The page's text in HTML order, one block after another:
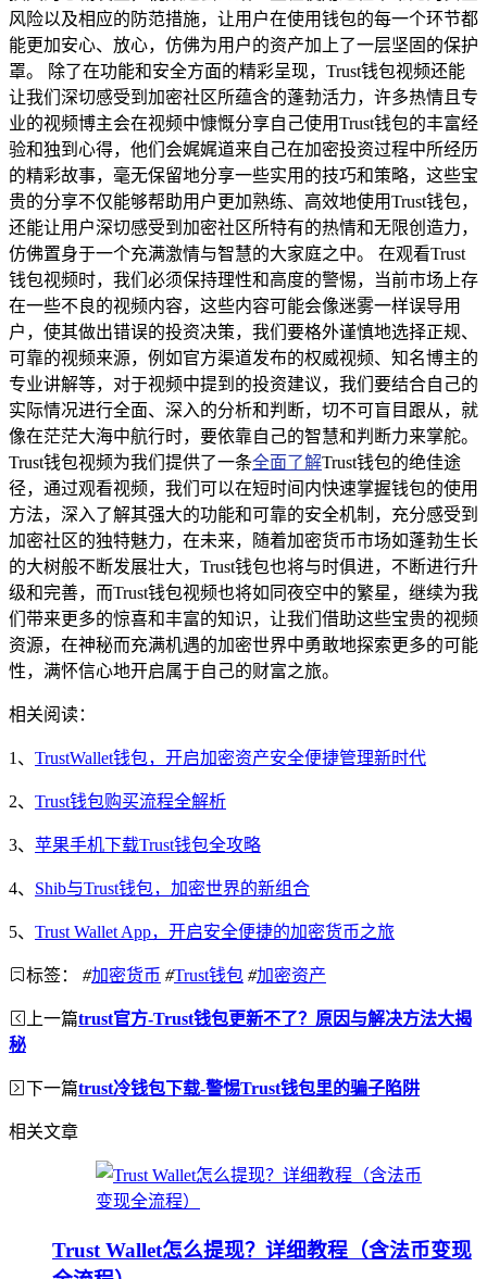
风险以及相应的防范措施，让用户在使用钱包的每一个环节都
能更加安心、放心，仿佛为用户的资产加上了一层坚固的保护
罩。 除了在功能和安全方面的精彩呈现，Trust钱包视频还能
让我们深切感受到加密社区所蕴含的蓬勃活力，许多热情且专
业的视频博主会在视频中慷慨分享自己使用Trust钱包的丰富经
验和独到心得，他们会娓娓道来自己在加密投资过程中所经历
的精彩故事，毫无保留地分享一些实用的技巧和策略，这些宝
贵的分享不仅能够帮助用户更加熟练、高效地使用Trust钱包，
还能让用户深切感受到加密社区所特有的热情和无限创造力，
仿佛置身于一个充满激情与智慧的大家庭之中。 在观看Trust
钱包视频时，我们必须保持理性和高度的警惕，当前市场上存
在一些不良的视频内容，这些内容可能会像迷雾一样误导用
户，使其做出错误的投资决策，我们要格外谨慎地选择正规、
可靠的视频来源，例如官方渠道发布的权威视频、知名博主的
专业讲解等，对于视频中提到的投资建议，我们要结合自己的
实际情况进行全面、深入的分析和判断，切不可盲目跟从，就
像在茫茫大海中航行时，要依靠自己的智慧和判断力来掌舵。
Trust钱包视频为我们提供了一条全面了解Trust钱包的绝佳途
径，通过观看视频，我们可以在短时间内快速掌握钱包的使用
方法，深入了解其强大的功能和可靠的安全机制，充分感受到
加密社区的独特魅力，在未来，随着加密货币市场如蓬勃生长
的大树般不断发展壮大，Trust钱包也将与时俱进，不断进行升
级和完善，而Trust钱包视频也将如同夜空中的繁星，继续为我
们带来更多的惊喜和丰富的知识，让我们借助这些宝贵的视频
资源，在神秘而充满机遇的加密世界中勇敢地探索更多的可能
性，满怀信心地开启属于自己的财富之旅。
相关阅读：
1、 TrustWallet钱包，开启加密资产安全便捷管理新时代
2、 Trust钱包购买流程全解析
3、 苹果手机下载Trust钱包全攻略
4、 Shib与Trust钱包，加密世界的新组合
5、 Trust Wallet App，开启安全便捷的加密货币之旅
标签： #加密货币 #Trust钱包 #加密资产
上一篇trust官方-Trust钱包更新不了？原因与解决方法大揭
秘
下一篇trust冷钱包下载-警惕Trust钱包里的骗子陷阱
相关文章
Trust Wallet怎么提现？详细教程（含法币变现